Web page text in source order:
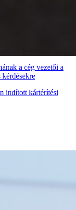
a cég vezetői a
indított kártérítési